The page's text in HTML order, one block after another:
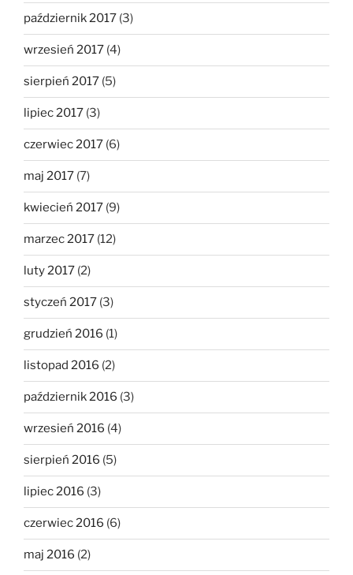
październik 2017 (3)
wrzesień 2017 (4)
sierpień 2017 (5)
lipiec 2017 (3)
czerwiec 2017 (6)
maj 2017 (7)
kwiecień 2017 (9)
marzec 2017 (12)
luty 2017 (2)
styczeń 2017 (3)
grudzień 2016 (1)
listopad 2016 (2)
październik 2016 (3)
wrzesień 2016 (4)
sierpień 2016 (5)
lipiec 2016 (3)
czerwiec 2016 (6)
maj 2016 (2)